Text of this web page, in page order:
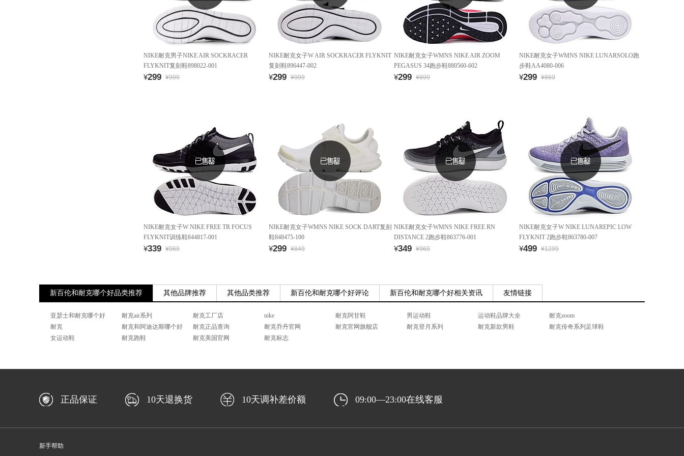
NIKE耐克男子NIKE AIR SOCKRACER
FLYKNIT复刻鞋898022-001
¥299 ¥999
NIKE耐克女子W AIR SOCKRACER FLYKNIT
复刻鞋896447-002
¥299 ¥999
NIKE耐克女子WMNS NIKE AIR ZOOM
PEGASUS 34跑步鞋880560-602
¥299 ¥899
NIKE耐克女子WMNS NIKE LUNARSOLO跑
步鞋AA4080-006
¥299 ¥869
NIKE耐克女子W NIKE FREE TR FOCUS
FLYKNIT训练鞋844817-001
¥339 ¥969
NIKE耐克女子WMNS NIKE SOCK DART复刻
鞋848475-100
¥299 ¥849
NIKE耐克女子WMNS NIKE FREE RN
DISTANCE 2跑步鞋863776-001
¥349 ¥969
NIKE耐克女子W NIKE LUNAREPIC LOW
FLYKNIT 2跑步鞋863780-007
¥499 ¥1299
新百伦和耐克哪个好品类推荐 其他品牌推荐 其他品类推荐 新百伦和耐克哪个好评论 新百伦和耐克哪个好相关资讯 友情链接
亚瑟士和耐克哪个好 耐克air系列 耐克工厂店 nike 耐克阿甘鞋 男运动鞋 运动鞋品牌大全
耐克zoom
耐克
耐克和阿迪达斯哪个好 耐克正品查询 耐克乔丹官网 耐克官网旗舰店 耐克登月系列 耐克新款男鞋
耐克传奇系列足球鞋
女运动鞋
耐克跑鞋 耐克美国官网 耐克标志
正品保证 10天退换货 10天调补差价额 09:00—23:00在线客服
新手帮助